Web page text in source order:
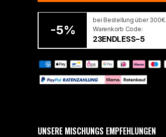
-5%
bei Bestellung über 300€.
Warenkorb Code:
23ENDLESS-5
UNSERE MISCHUNGS EMPFEHLUNGEN